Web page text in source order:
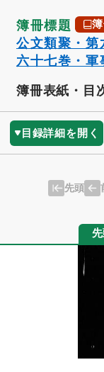
簿冊標題
公文類聚・第
六十七巻・軍
簿冊表紙・目
目録詳細を開く
先頭